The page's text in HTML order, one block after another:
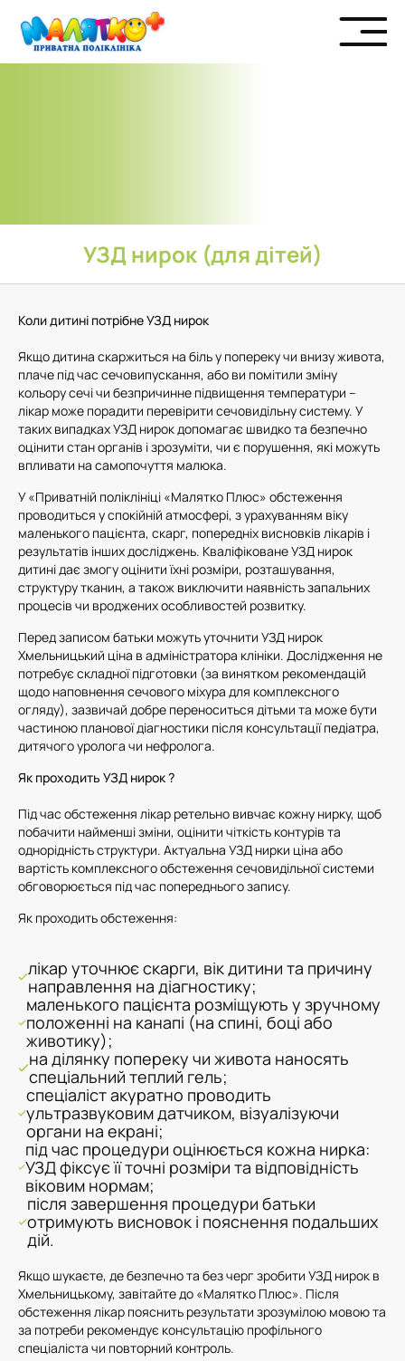
УЗД нирок (для дітей)
Коли дитині потрібне УЗД нирок
Якщо дитина скаржиться на біль у попереку чи внизу живота,
плаче під час сечовипускання, або ви помітили зміну
кольору сечі чи безпричинне підвищення температури –
лікар може порадити перевірити сечовидільну систему. У
таких випадках УЗД нирок допомагає швидко та безпечно
оцінити стан органів і зрозуміти, чи є порушення, які можуть
впливати на самопочуття малюка.
У «Приватній поліклініці «Малятко Плюс» обстеження
проводиться у спокійній атмосфері, з урахуванням віку
маленького пацієнта, скарг, попередніх висновків лікарів і
результатів інших досліджень. Кваліфіковане УЗД нирок
дитині дає змогу оцінити їхні розміри, розташування,
структуру тканин, а також виключити наявність запальних
процесів чи вроджених особливостей розвитку.
Перед записом батьки можуть уточнити УЗД нирок
Хмельницький ціна в адміністратора клініки. Дослідження не
потребує складної підготовки (за винятком рекомендацій
щодо наповнення сечового міхура для комплексного
огляду), зазвичай добре переноситься дітьми та може бути
частиною планової діагностики після консультації педіатра,
дитячого уролога чи нефролога.
Як проходить УЗД нирок ?
Під час обстеження лікар ретельно вивчає кожну нирку, щоб
побачити найменші зміни, оцінити чіткість контурів та
однорідність структури. Актуальна УЗД нирки ціна або
вартість комплексного обстеження сечовидільної системи
обговорюється під час попереднього запису.
Як проходить обстеження:
лікар уточнює скарги, вік дитини та причину
направлення на діагностику;
маленького пацієнта розміщують у зручному
положенні на канапі (на спині, боці або
животику);
на ділянку попереку чи живота наносять
спеціальний теплий гель;
спеціаліст акуратно проводить
ультразвуковим датчиком, візуалізуючи
органи на екрані;
під час процедури оцінюється кожна нирка:
УЗД фіксує її точні розміри та відповідність
віковим нормам;
після завершення процедури батьки
отримують висновок і пояснення подальших
дій.
Якщо шукаєте, де безпечно та без черг зробити УЗД нирок в
Хмельницькому, завітайте до «Малятко Плюс». Після
обстеження лікар пояснить результати зрозумілою мовою та
за потреби рекомендує консультацію профільного
спеціаліста чи повторний контроль.